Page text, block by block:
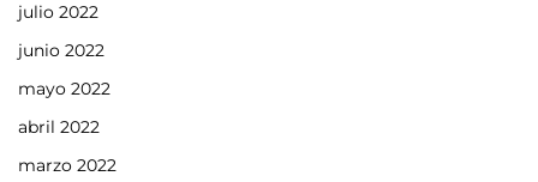
julio 2022
junio 2022
mayo 2022
abril 2022
marzo 2022